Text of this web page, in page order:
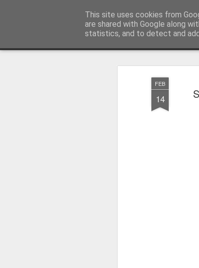
FEB
14
This site uses cookies from
are shared with Google along
statistics, and to detect and
Press Magazine